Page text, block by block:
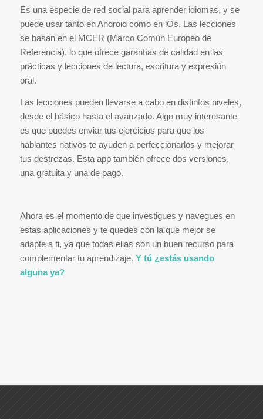
Es una especie de red social para aprender idiomas, y se
puede usar tanto en Android como en iOs. Las lecciones
se basan en el MCER (Marco Común Europeo de
Referencia), lo que ofrece garantías de calidad en las
prácticas y lecciones de lectura, escritura y expresión
oral.
Las lecciones pueden llevarse a cabo en distintos niveles,
desde el básico hasta el avanzado. Algo muy interesante
es que puedes enviar tus ejercicios para que los
hablantes nativos te ayuden a perfeccionarlos y mejorar
tus destrezas. Esta app también ofrece dos versiones,
una gratuita y una de pago.
Ahora es el momento de que investigues y navegues en
estas aplicaciones y te quedes con la que mejor se
adapte a ti, ya que todas ellas son un buen recurso para
complementar tu aprendizaje. Y tú ¿estás usando
alguna ya?